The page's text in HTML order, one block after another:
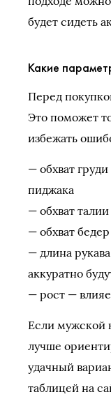
будет сидеть
Какие
Перед
Это поможет
избежать
— обхват
пиджака
— обхват
— обхват
— длина
аккуратно
— рост —
Если мужской
лучше
удачный
таблицей на